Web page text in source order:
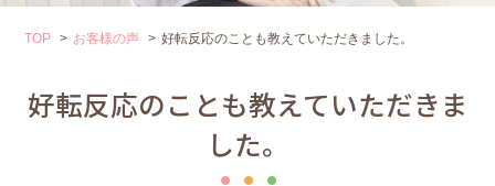
TOP お客様の声 好転反応のことも教えていただきました。
好転反応のことも教えていただきま
した。